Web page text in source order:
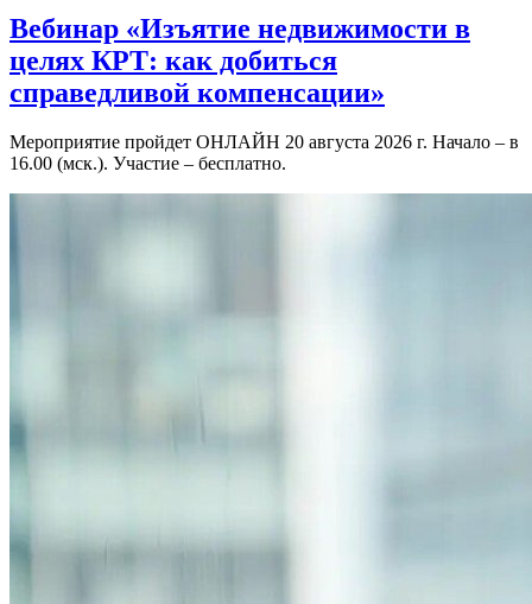
Вебинар «Изъятие недвижимости в
целях КРТ: как добиться
справедливой компенсации»
Мероприятие пройдет ОНЛАЙН 20 августа 2026 г. Начало – в
16.00 (мск.). Участие – бесплатно.